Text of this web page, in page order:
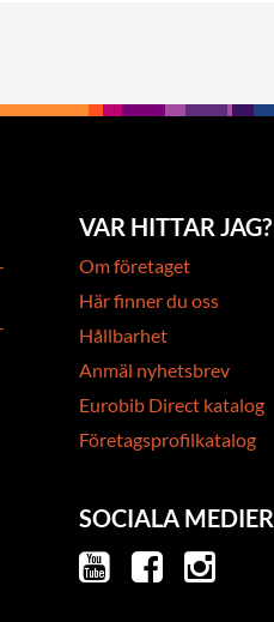
VAR HITTAR JAG?
Om företaget
Här finner du oss
Hållbarhet
Anmäl nyhetsbrev
Eurobib Direct katalog
Företagsprofilkatalog
SOCIALA MEDIER